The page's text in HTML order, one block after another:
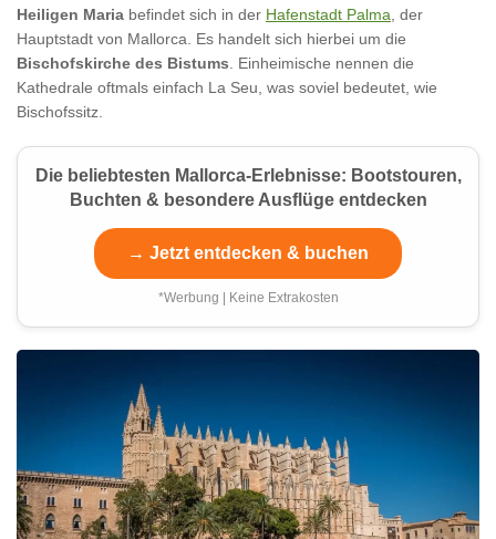
Heiligen Maria befindet sich in der Hafenstadt Palma , der
Hauptstadt von Mallorca. Es handelt sich hierbei um die
Bischofskirche des Bistums . Einheimische nennen die
Kathedrale oftmals einfach La Seu, was soviel bedeutet, wie
Bischofssitz.
Die beliebtesten Mallorca-Erlebnisse: Bootstouren,
Buchten & besondere Ausflüge entdecken
→ Jetzt entdecken & buchen
*Werbung | Keine Extrakosten